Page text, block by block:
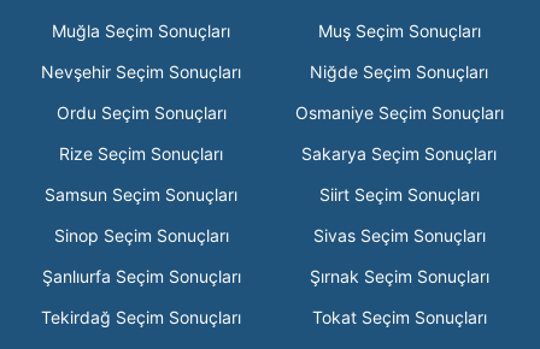
Muğla Seçim Sonuçları
Muş Seçim Sonuçları
Nevşehir Seçim Sonuçları
Niğde Seçim Sonuçları
Ordu Seçim Sonuçları
Osmaniye Seçim Sonuçları
Rize Seçim Sonuçları
Sakarya Seçim Sonuçları
Samsun Seçim Sonuçları
Siirt Seçim Sonuçları
Sinop Seçim Sonuçları
Sivas Seçim Sonuçları
Şanlıurfa Seçim Sonuçları
Şırnak Seçim Sonuçları
Tekirdağ Seçim Sonuçları
Tokat Seçim Sonuçları